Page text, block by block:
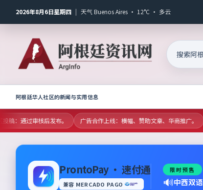
2026年8月6日星期四 | 天气 Buenos Aires · 12°C · 多云
阿根廷华人社区的新闻与实用信息
：通过审核后发布。 广告合作上线：横幅、赞助文章、华商推广。
ProntoPay · 速付通
兼容 MERCADO PAGO
限时预售
🔊中西双语